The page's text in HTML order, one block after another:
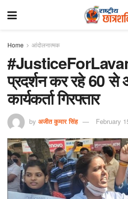
Home आंदोलनात्मक
प्रदर्शन कर रहे 60 से
कार्यकर्ता गिरफ्तार
by अजीत कुमार सिंह February